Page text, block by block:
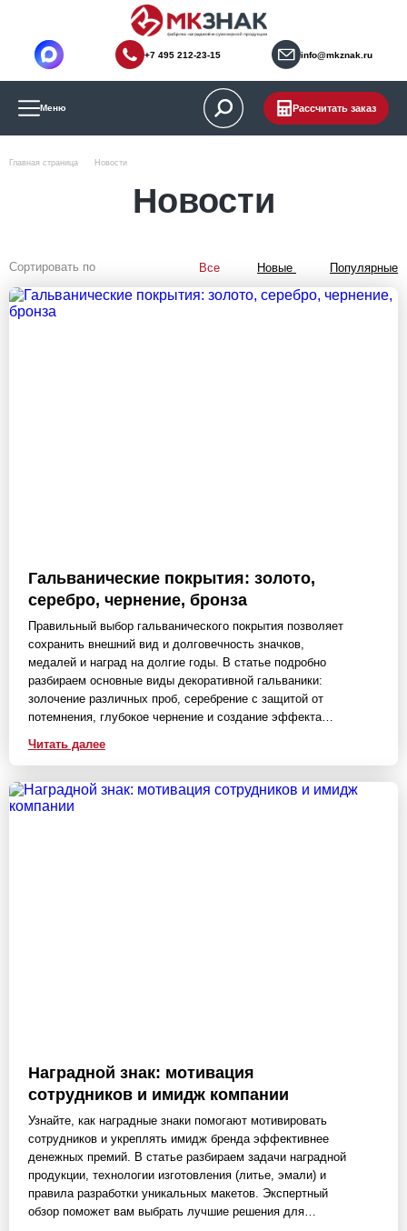
info@mkznak.ru
+7 495 212-23-15
Меню Рассчитать заказ
Главная страница Новости
Новости
Сортировать по Все Новые Популярные
Гальванические покрытия: золото,
серебро, чернение, бронза
Правильный выбор гальванического покрытия позволяет
сохранить внешний вид и долговечность значков,
медалей и наград на долгие годы. В статье подробно
разбираем основные виды декоративной гальваники:
золочение различных проб, серебрение с защитой от
потемнения, глубокое чернение и создание эффекта
электролиза, сравните износостойкость разных типов
металлическими изделиями, чтобы защитить их от
коррозии и механических повреждений.
Читать далее
Наградной знак: мотивация
сотрудников и имидж компании
Узнайте, как наградные знаки помогают мотивировать
сотрудников и укреплять имидж бренда эффективнее
денежных премий. В статье разбираем задачи наградной
продукции, технологии изготовления (литье, эмали) и
правила разработки уникальных макетов. Экспертный
обзор поможет вам выбрать лучшие решения для